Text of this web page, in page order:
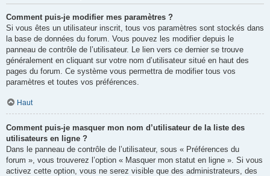
Comment puis-je modifier mes paramètres ?
Si vous êtes un utilisateur inscrit, tous vos paramètres sont stockés dans
la base de données du forum. Vous pouvez les modifier depuis le
panneau de contrôle de l’utilisateur. Le lien vers ce dernier se trouve
généralement en cliquant sur votre nom d’utilisateur situé en haut des
pages du forum. Ce système vous permettra de modifier tous vos
paramètres et toutes vos préférences.
Haut
Comment puis-je masquer mon nom d’utilisateur de la liste des
utilisateurs en ligne ?
Dans le panneau de contrôle de l’utilisateur, sous « Préférences du
forum », vous trouverez l’option « Masquer mon statut en ligne ». Si vous
activez cette option, vous ne serez visible que des administrateurs, des